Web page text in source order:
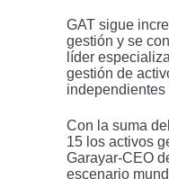
GAT sigue
gestión y se
líder
gestión de
independientes
Con la suma
15 los activos
Garayar-CEO
escenario